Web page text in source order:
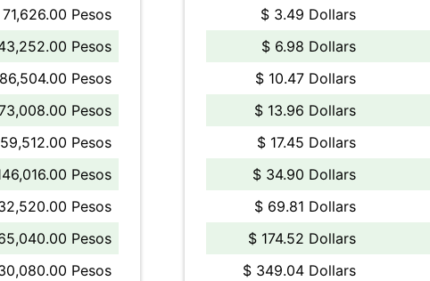
Pesos
Pesos
Pesos
Pesos
Pesos
Pesos
Pesos
Pesos
Pesos
$ 3.49 Dollars
$ 6.98 Dollars
$ 10.47 Dollars
$ 13.96 Dollars
$ 17.45 Dollars
$ 34.90 Dollars
$ 69.81 Dollars
$ 174.52 Dollars
$ 349.04 Dollars